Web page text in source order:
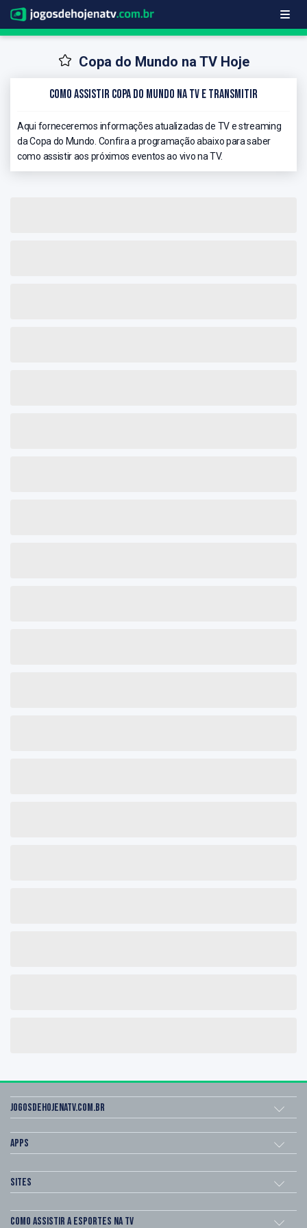
Copa do Mundo na TV Hoje
Como Assistir Copa do Mundo na TV e Transmitir
Aqui forneceremos informações atualizadas de TV e streaming
da Copa do Mundo. Confira a programação abaixo para saber
como assistir aos próximos eventos ao vivo na TV.
Jogosdehojenatv.com.br
Apps
Sites
Como assistir a esportes na TV